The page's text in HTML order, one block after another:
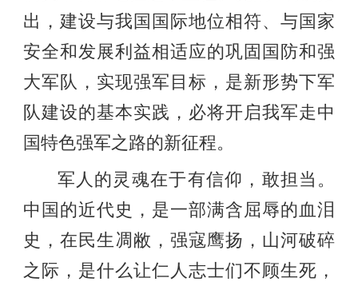
出，建设与我国国际地位相符、与国家
安全和发展利益相适应的巩固国防和强
大军队，实现强军目标，是新形势下军
队建设的基本实践，必将开启我军走中
国特色强军之路的新征程。
军人的灵魂在于有信仰，敢担当。
中国的近代史，是一部满含屈辱的血泪
史，在民生凋敝，强寇鹰扬，山河破碎
之际，是什么让仁人志士们不顾生死，